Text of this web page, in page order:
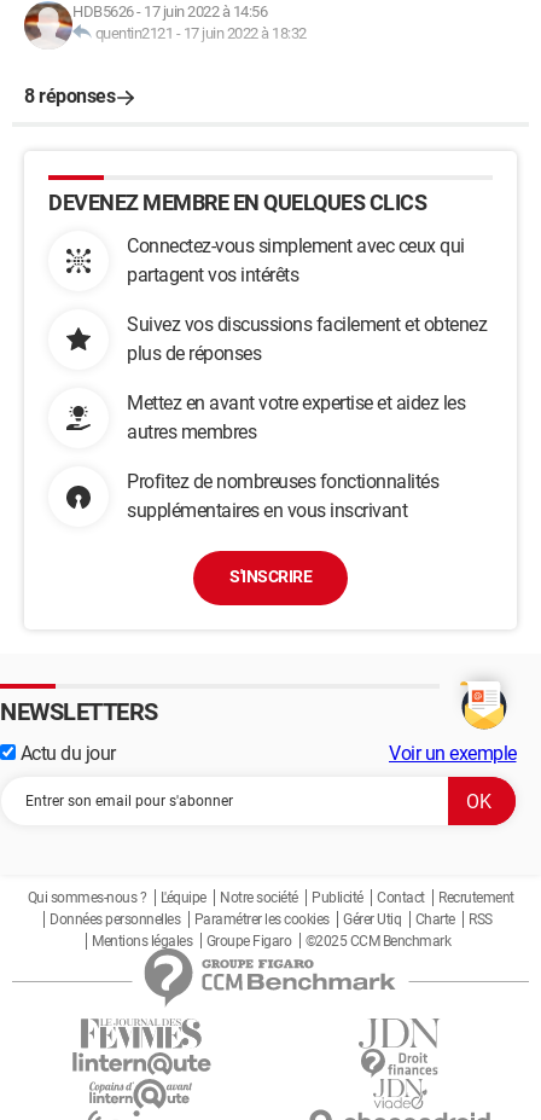
HDB5626- 17 juin 2022 à 14:56
quentin2121 - 17 juin 2022 à 18:32
8 réponses
DEVENEZ MEMBRE EN QUELQUES CLICS
Connectez-vous simplement avec ceux qui
partagent vos intérêts
Suivez vos discussions facilement et obtenez
plus de réponses
Mettez en avant votre expertise et aidez les
autres membres
Profitez de nombreuses fonctionnalités
supplémentaires en vous inscrivant
S'INSCRIRE
NEWSLETTERS
Actu du jour Voir un exemple
Qui sommes-nous ? L'équipe Notre société Publicité Contact
Recrutement
Données personnelles
Paramétrer les cookies Gérer Utiq Charte
RSS
Mentions légales
Groupe Figaro ©2025 CCM Benchmark